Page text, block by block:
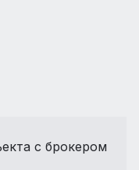
с брокером